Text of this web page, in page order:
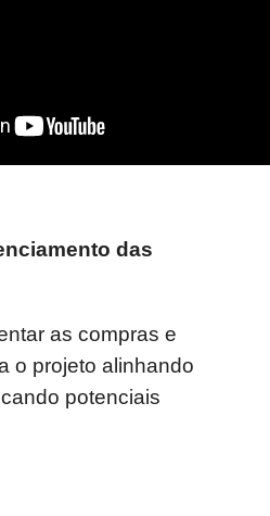
das
as compras e
o projeto alinhando
potenciais